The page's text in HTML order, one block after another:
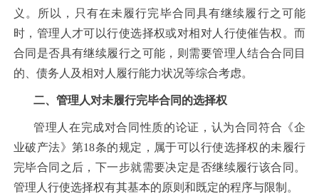
义。所以，只有在未履行完毕合同具有继续履行之可能
时，管理人才可以行使选择权或对相对人行使催告权。而
合同是否具有继续履行之可能，则需要管理人结合合同目
的、债务人及相对人履行能力状况等综合考虑。
二、管理人对未履行完毕合同的选择权
管理人在完成对合同性质的论证，认为合同符合《企
业破产法》第18条的规定，属于可以行使选择权的未履行
完毕合同之后，下一步就需要决定是否继续履行该合同。
管理人行使选择权有其基本的原则和既定的程序与限制。